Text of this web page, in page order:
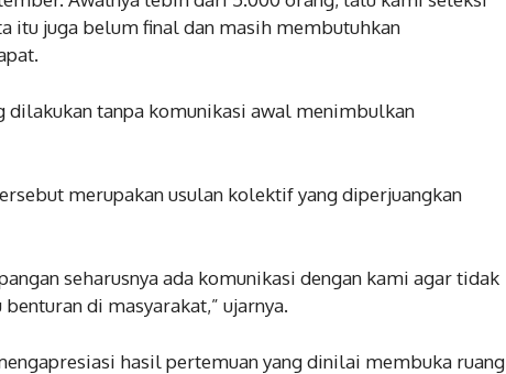
itu juga belum final dan masih membutuhkan
dilakukan tanpa komunikasi awal menimbulkan
merupakan usulan kolektif yang diperjuangkan
seharusnya ada komunikasi dengan kami agar tidak
di masyarakat,” ujarnya.
hasil pertemuan yang dinilai membuka ruang